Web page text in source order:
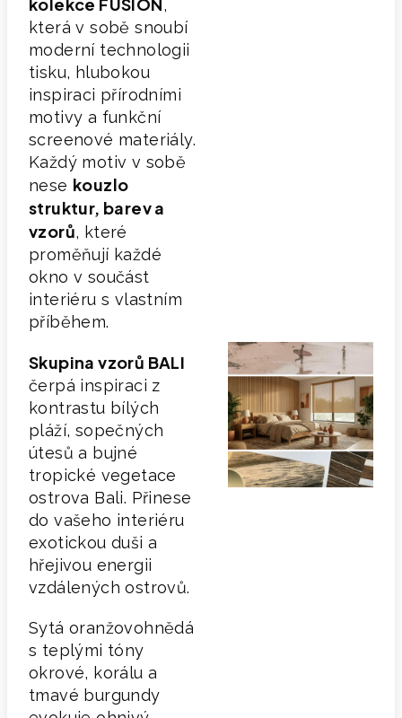
,
která v sobě snoubí
moderní technologii
tisku, hlubokou
inspiraci přírodními
motivy a funkční
screenové materiály.
Každý motiv v sobě
nese kouzlo
struktur, barev a
vzorů, které
proměňují každé
okno v součást
interiéru s vlastním
příběhem.
Skupina vzorů BALI
čerpá inspiraci z
kontrastu bílých
pláží, sopečných
útesů a bujné
tropické vegetace
ostrova Bali. Přinese
do vašeho interiéru
exotickou duši a
hřejivou energii
vzdálených ostrovů.
Sytá oranžovohnědá
s teplými tóny
okrové, korálu a
tmavé burgundy